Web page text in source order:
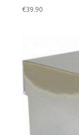
€39.90